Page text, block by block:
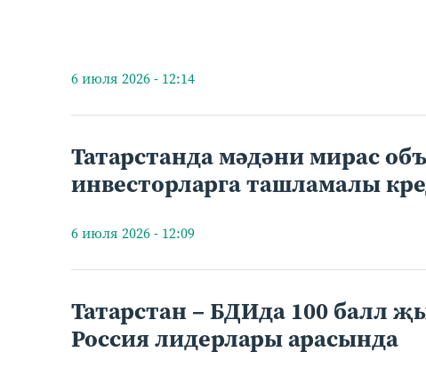
6 июля 2026 - 12:14
Татарстанда мәдәни мирас
инвесторларга ташламалы
6 июля 2026 - 12:09
Татарстан – БДИда 100 балл
Россия лидерлары арасында